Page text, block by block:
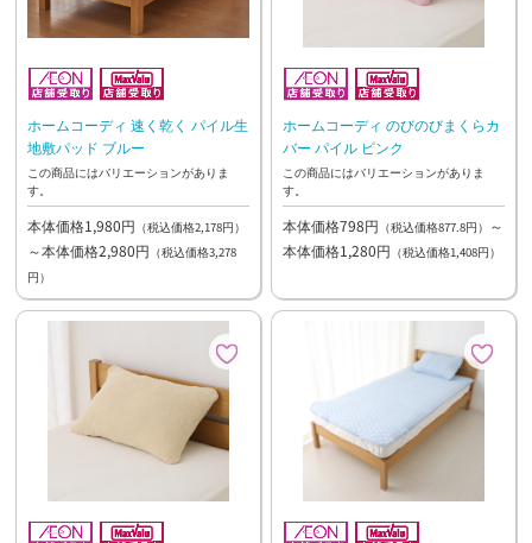
ホームコーディ 速く乾く パイル生
地敷パッド ブルー
この商品にはバリエーションがありま
す。
本体価格1,980円 （税込価格2,178円）
～本体価格2,980円 （税込価格3,278
円）
ホームコーディ のびのびまくらカ
バー パイル ピンク
この商品にはバリエーションがありま
す。
本体価格798円 （税込価格877.8円） ～
本体価格1,280円 （税込価格1,408円）